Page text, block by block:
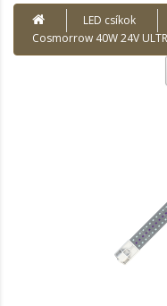
LED csíkok
Cosmorrow 40W 24V